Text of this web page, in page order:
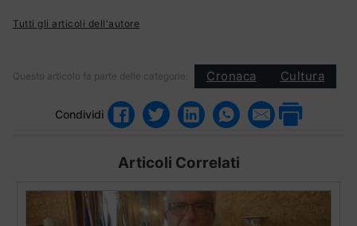
Tutti gli articoli dell'autore
Questo articolo fa parte delle categorie: Cronaca Cultura
Condividi
Articoli Correlati